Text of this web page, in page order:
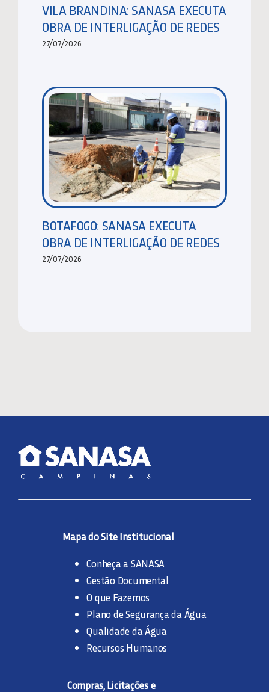
VILA BRANDINA: SANASA EXECUTA
OBRA DE INTERLIGAÇÃO DE REDES
27/07/2026
BOTAFOGO: SANASA EXECUTA
OBRA DE INTERLIGAÇÃO DE REDES
27/07/2026
Mapa do Site Institucional
Conheça a SANASA
Gestão Documental
O que Fazemos
Plano de Segurança da Água
Qualidade da Água
Recursos Humanos
Compras, Licitações e